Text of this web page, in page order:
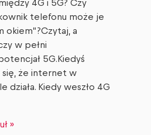
4G i 5G? Czy
telefonu może je
okiem”?Czytaj, a
w pełni
5G.Kiedyś
się, że internet w
działa. Kiedy weszło 4G
»